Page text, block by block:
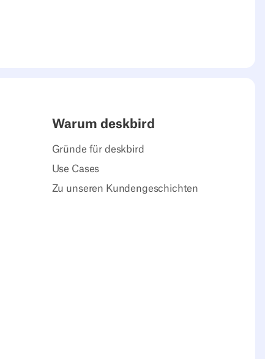
Warum deskbird
Gründe für deskbird
Use Cases
Zu unseren Kundengeschichten